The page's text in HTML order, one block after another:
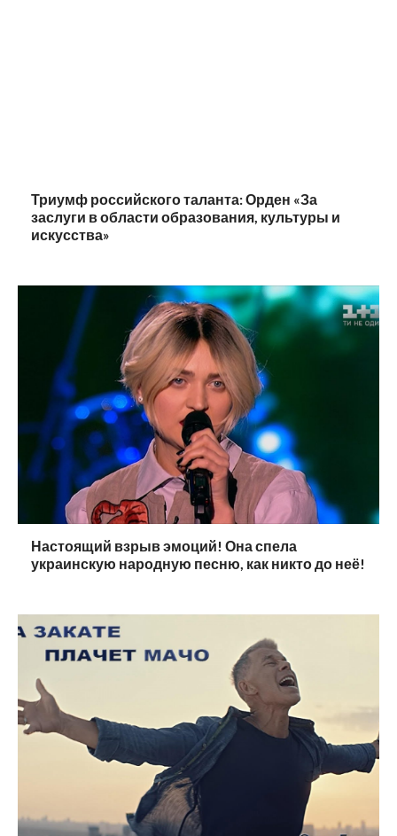
Триумф российского таланта: Орден «За
заслуги в области образования, культуры и
искусства»
Настоящий взрыв эмоций! Она спела
украинскую народную песню, как никто до неё!